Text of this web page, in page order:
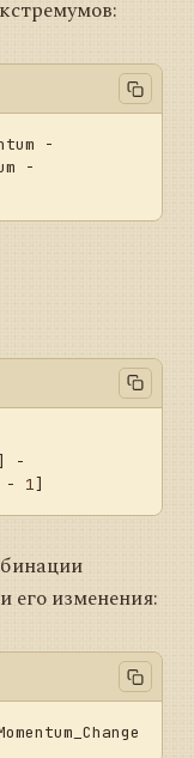
-
-
-
- 1
его изменения: